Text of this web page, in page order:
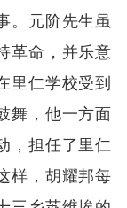
。元阶先生虽
革命，并乐意
里仁学校受到
舞，他一方面
，担任了里仁
样，胡耀邦每